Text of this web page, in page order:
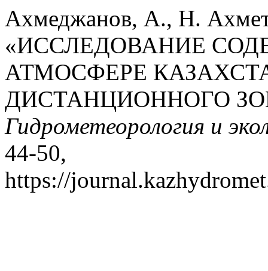
Ахмеджанов, А., Н.
«ИССЛЕДОВАНИЕ
АТМОСФЕРЕ
ДИСТАНЦИОННОГО
Гидрометеорология и
44-50,
https://